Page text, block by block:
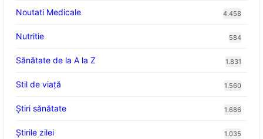
Noutati Medicale 4.458
Nutritie 584
Sănătate de la A la Z 1.831
Stil de viaţă 1.560
Ştiri sănătate 1.686
Știrile zilei 1.035